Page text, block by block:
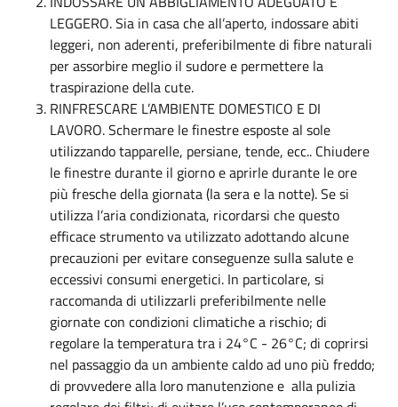
LEGGERO. Sia in casa che all’aperto, indossare abiti
leggeri, non aderenti, preferibilmente di fibre naturali
per assorbire meglio il sudore e permettere la
traspirazione della cute.
RINFRESCARE L’AMBIENTE DOMESTICO E DI
LAVORO. Schermare le finestre esposte al sole
utilizzando tapparelle, persiane, tende, ecc.. Chiudere
le finestre durante il giorno e aprirle durante le ore
più fresche della giornata (la sera e la notte). Se si
utilizza l’aria condizionata, ricordarsi che questo
efficace strumento va utilizzato adottando alcune
precauzioni per evitare conseguenze sulla salute e
eccessivi consumi energetici. In particolare, si
raccomanda di utilizzarli preferibilmente nelle
giornate con condizioni climatiche a rischio; di
regolare la temperatura tra i 24°C - 26°C; di coprirsi
nel passaggio da un ambiente caldo ad uno più freddo;
di provvedere alla loro manutenzione e alla pulizia